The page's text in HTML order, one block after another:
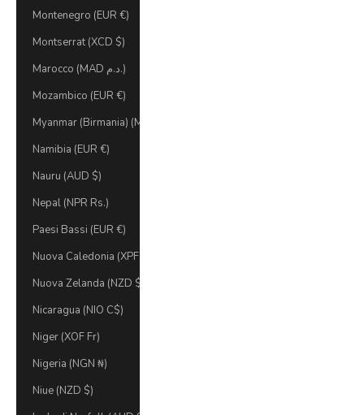
Montenegro (EUR €)
Montserrat (XCD $)
Marocco (MAD د.م.)
Mozambico (EUR €)
Myanmar (Birmania) (MMK K)
Namibia (EUR €)
Nauru (AUD $)
Nepal (NPR Rs.)
Paesi Bassi (EUR €)
Nuova Caledonia (XPF Fr)
Nuova Zelanda (NZD $)
Nicaragua (NIO C$)
Niger (XOF Fr)
Nigeria (NGN ₦)
Niue (NZD $)